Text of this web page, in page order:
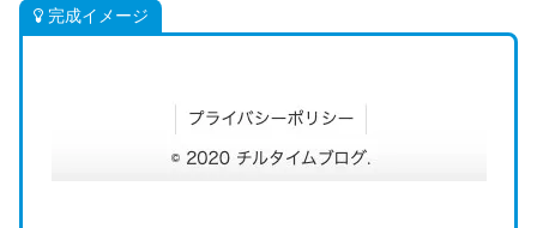
完成イメージ